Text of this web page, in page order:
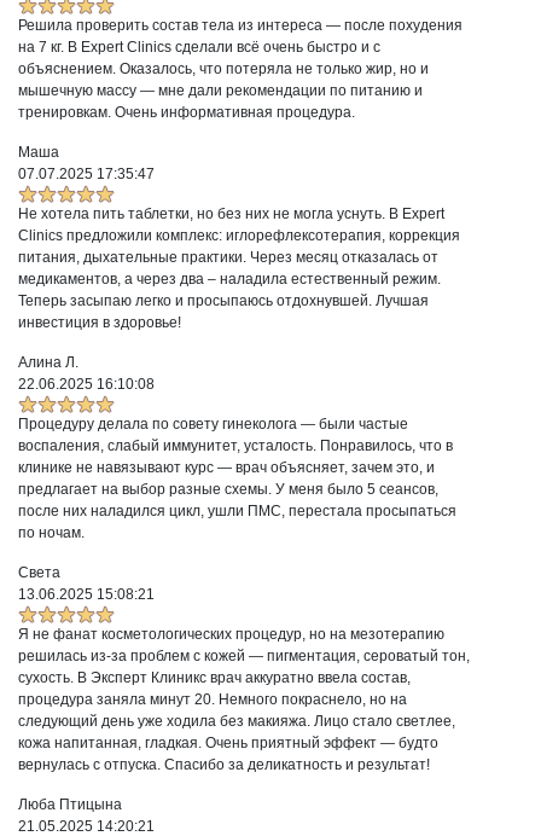
Решила проверить состав тела из интереса — после похудения
на 7 кг. В Expert Clinics сделали всё очень быстро и с
объяснением. Оказалось, что потеряла не только жир, но и
мышечную массу — мне дали рекомендации по питанию и
тренировкам. Очень информативная процедура.
Маша
07.07.2025 17:35:47
Не хотела пить таблетки, но без них не могла уснуть. В Expert
Clinics предложили комплекс: иглорефлексотерапия, коррекция
питания, дыхательные практики. Через месяц отказалась от
медикаментов, а через два – наладила естественный режим.
Теперь засыпаю легко и просыпаюсь отдохнувшей. Лучшая
инвестиция в здоровье!
Алина Л.
22.06.2025 16:10:08
Процедуру делала по совету гинеколога — были частые
воспаления, слабый иммунитет, усталость. Понравилось, что в
клинике не навязывают курс — врач объясняет, зачем это, и
предлагает на выбор разные схемы. У меня было 5 сеансов,
после них наладился цикл, ушли ПМС, перестала просыпаться
по ночам.
Света
13.06.2025 15:08:21
Я не фанат косметологических процедур, но на мезотерапию
решилась из-за проблем с кожей — пигментация, сероватый тон,
сухость. В Эксперт Клиникс врач аккуратно ввела состав,
процедура заняла минут 20. Немного покраснело, но на
следующий день уже ходила без макияжа. Лицо стало светлее,
кожа напитанная, гладкая. Очень приятный эффект — будто
вернулась с отпуска. Спасибо за деликатность и результат!
Люба Птицына
21.05.2025 14:20:21